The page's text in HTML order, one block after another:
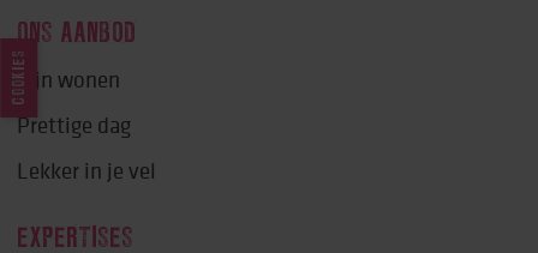
ONS AANBOD
Fijn wonen
Prettige dag
Lekker in je vel
EXPERTISES
COOKIES